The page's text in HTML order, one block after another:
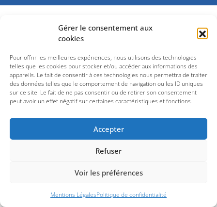
Gérer le consentement aux
cookies
Pour offrir les meilleures expériences, nous utilisons des technologies
telles que les cookies pour stocker et/ou accéder aux informations des
appareils. Le fait de consentir à ces technologies nous permettra de traiter
des données telles que le comportement de navigation ou les ID uniques
sur ce site. Le fait de ne pas consentir ou de retirer son consentement
peut avoir un effet négatif sur certaines caractéristiques et fonctions.
Accepter
Refuser
Voir les préférences
Mentions LégalesPolitique de confidentialité